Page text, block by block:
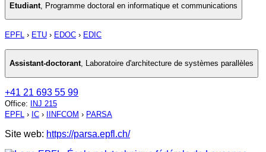
Etudiant Programme doctoral en informatique et communications
EPFL › ETU › EDOC › EDIC
Assistant-doctorant, Laboratoire d'architecture de systèmes parallèles
+41 21 693 55 99
Office: INJ 215
EPFL › IC › IINFCOM › PARSA
Site web: https://parsa.epfl.ch/